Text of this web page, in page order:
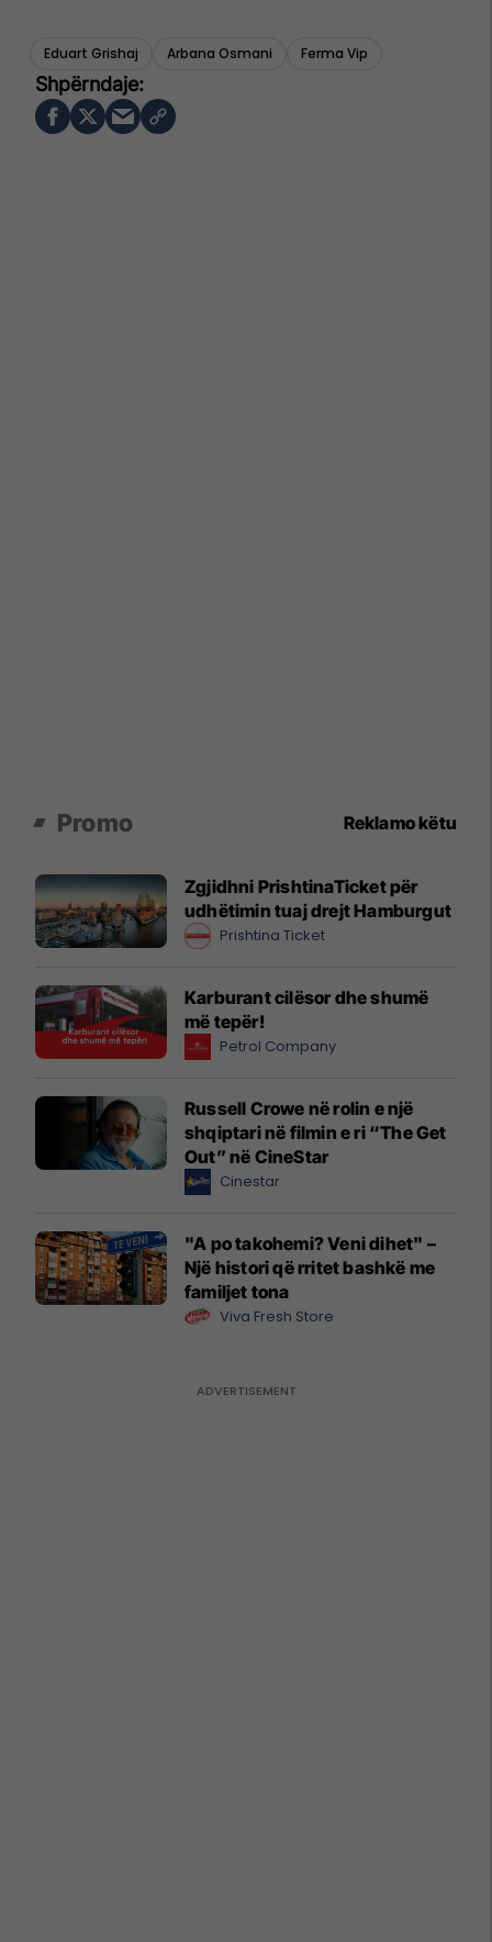
Eduart Grishaj Arbana Osmani Ferma Vip
Promo Reklamo këtu
Zgjidhni PrishtinaTicket për
udhëtimin tuaj drejt Hamburgut
Prishtina Ticket
Karburant cilësor dhe shumë
më tepër!
Petrol Company
Russell Crowe në rolin e një
shqiptari në filmin e ri “The Get
Out” në CineStar
Cinestar
"A po takohemi? Veni dihet" –
Një histori që rritet bashkë me
familjet tona
Viva Fresh Store